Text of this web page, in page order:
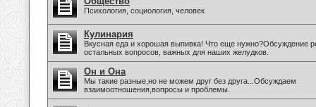
Психология, социология, человек
Кулинария
Вкусная еда и хорошая выпивка! Что еще нужно?Обсуждение
остальных вопросов, важных для наших желудков.
Он и Она
Мы такие разные,но не можем друг без друга...Обсуждаем
взаимоотношения,вопросы и проблемы.